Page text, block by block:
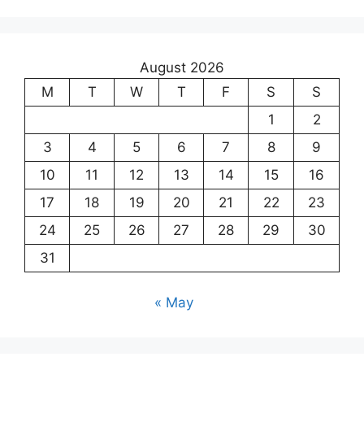
August 2026
M
T W T F S
S
1
2
3
4 5 6 7 8
9
10
11 12 13 14 15
16
17
18 19 20 21 22
23
24
25 26 27 28 29
30
31
« May